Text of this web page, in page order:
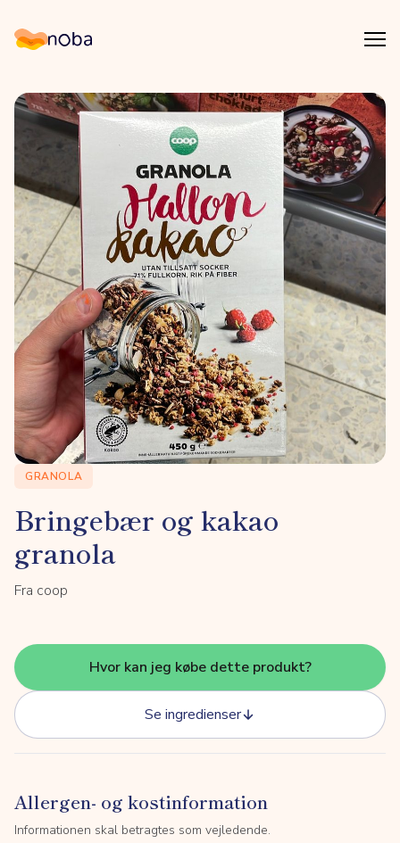
Noba
GRANOLA
Bringebær og kakao
granola
Fra coop
Hvor kan jeg købe dette produkt?
Se ingredienser
Allergen- og kostinformation
Informationen skal betragtes som vejledende.